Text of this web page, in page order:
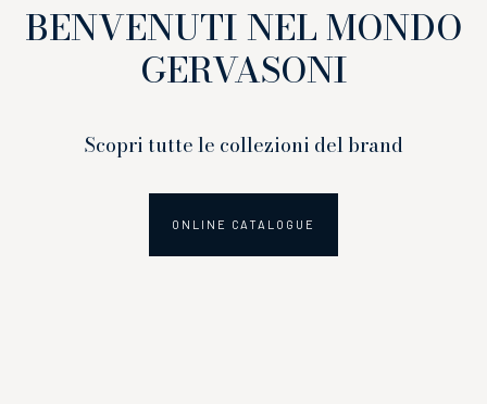
BENVENUTI NEL MONDO
GERVASONI
Scopri tutte le collezioni del brand
ONLINE CATALOGUE